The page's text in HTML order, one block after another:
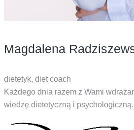
Magdalena
dietetyk, diet coach
Każdego dnia razem z Wami
wiedzę dietetyczną i psychologiczną.